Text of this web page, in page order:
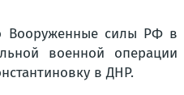
Вооруженные силы РФ в
военной операции
в ДНР.